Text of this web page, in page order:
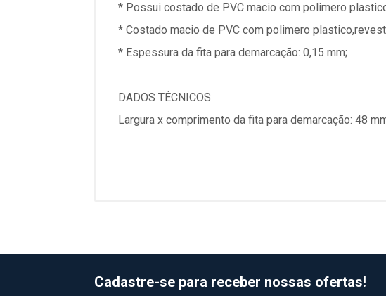
* Possui costado de PVC macio com polimero
* Costado macio de PVC com polimero
* Espessura da fita para demarcação: 0,15 mm;
DADOS TÉCNICOS
Largura x comprimento da fita para demarcação: 48
Cadastre-se para receber nossas ofertas!